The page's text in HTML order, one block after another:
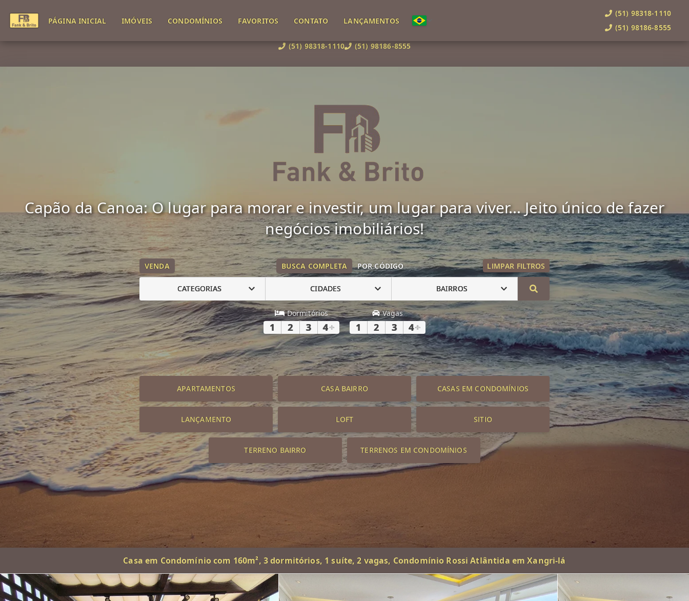
(51) 98318-1110 (51) 98186-8555
PÁGINA INICIAL IMÓVEIS CONDOMÍNIOS FAVORITOS CONTATO LANÇAMENTOS
(51) 98318-1110
(51) 98186-8555
Capão da Canoa: O lugar para morar e investir, um lugar para viver... Jeito único de fazer
negócios imobiliários!
VENDA BUSCA COMPLETA POR CÓDIGO LIMPAR FILTROS
CATEGORIAS CIDADES BAIRROS
Dormitórios
1 2 3 4+
Vagas
1 2 3 4+
APARTAMENTOS CASA BAIRRO CASAS EM CONDOMÍNIOS
LANÇAMENTO LOFT SITIO
TERRENO BAIRRO TERRENOS EM CONDOMÍNIOS
Casa em Condomínio com 160m², 3 dormitórios, 1 suíte, 2 vagas, Condomínio Rossi Atlântida em Xangri-lá